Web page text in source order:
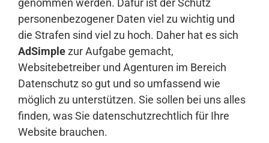
genommen werden. Dafür ist der Schutz
personenbezogener Daten viel zu wichtig und
die Strafen sind viel zu hoch. Daher hat es sich
AdSimplezur Aufgabe gemacht,
Websitebetreiber und Agenturen im Bereich
Datenschutz so gut und so umfassend wie
möglich zu unterstützen. Sie sollen bei uns alles
finden, was Sie datenschutzrechtlich für Ihre
Website brauchen.